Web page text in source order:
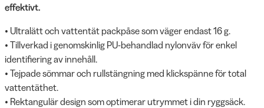
effektivt.
• Ultralätt och vattentät packpåse som väger endast 16 g.
• Tillverkad i genomskinlig PU-behandlad nylonväv för enkel
identifiering av innehåll.
• Tejpade sömmar och rullstängning med klickspänne för total
vattentäthet.
• Rektangulär design som optimerar utrymmet i din ryggsäck.